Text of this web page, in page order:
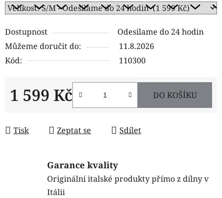
Dostupnost
Odesilame do 24 hodin
Můžeme doručit do:
11.8.2026
Kód:
110300
1 599 Kč DO KOŠÍKU
Tisk Zeptat se Sdílet
Garance kvality
Originální italské produkty přímo z dílny v
Itálii